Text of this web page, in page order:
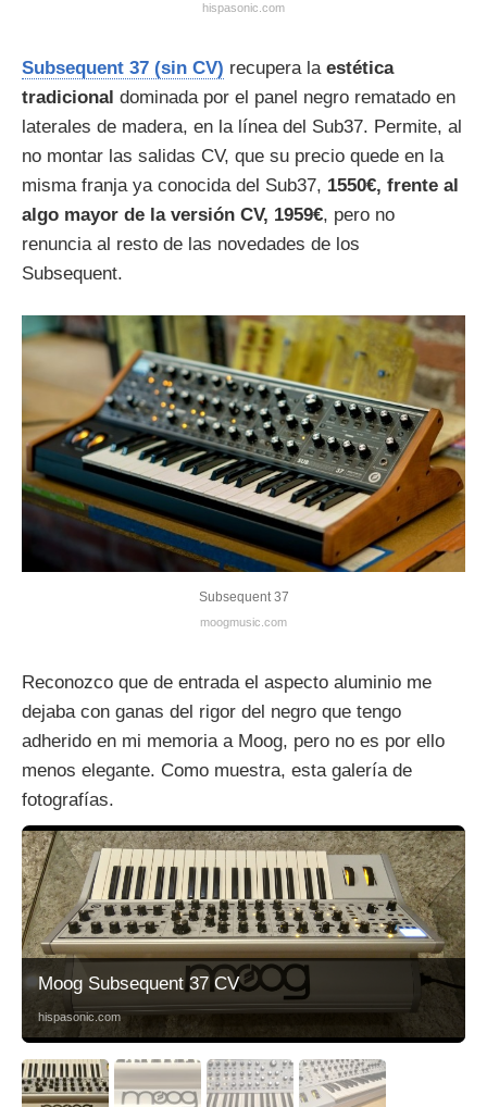
hispasonic.com
Subsequent 37 (sin CV) recupera laestética
tradicional dominada por el panel negro rematado en
laterales de madera, en la línea del Sub37. Permite, al
no montar las salidas CV, que su precio quede en la
misma franja ya conocida del Sub37, 1550€, frente al
algo mayor de la versión CV, 1959€, pero no
renuncia al resto de las novedades de los
Subsequent.
Subsequent 37
moogmusic.com
Reconozco que de entrada el aspecto aluminio me
dejaba con ganas del rigor del negro que tengo
adherido en mi memoria a Moog, pero no es por ello
menos elegante. Como muestra, esta galería de
fotografías.
Moog Subsequent 37 CV
hispasonic.com